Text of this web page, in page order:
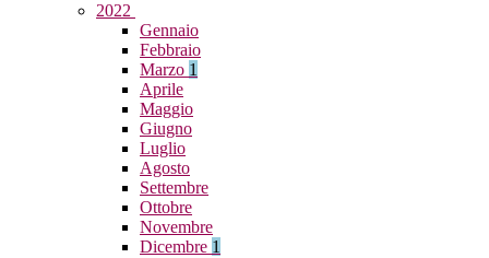
2022
Gennaio
Febbraio
Marzo 1
Aprile
Maggio
Giugno
Luglio
Agosto
Settembre
Ottobre
Novembre
Dicembre 1